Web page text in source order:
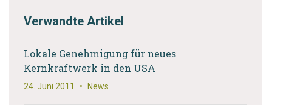
Verwandte Artikel
Lokale Genehmigung für neues
Kernkraftwerk in den USA
24. Juni 2011 • News